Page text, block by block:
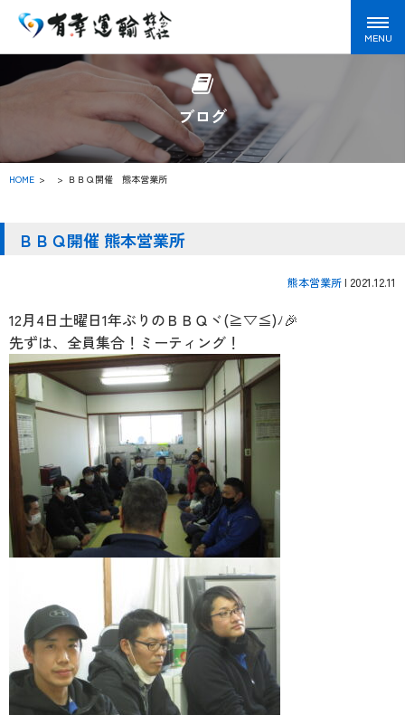
ブログ
HOME > ＢＢＱ開催 熊本営業所
ＢＢＱ開催 熊本営業所
熊本営業所| 2021.12.11
12月4日土曜日1年ぶりのＢＢＱヾ(≧▽≦)ﾉ🎉
先ずは、全員集合！ミーティング！